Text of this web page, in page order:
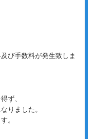
び手数料が発生致しま
ず、
りました。
。